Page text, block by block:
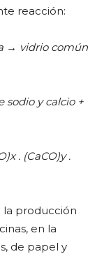
reacción:
→ vidrio común
sodio y calcio +
. (CaCO)y .
la producción
en la
de papel y